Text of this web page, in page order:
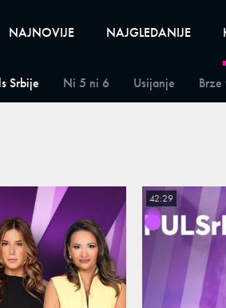
NAJNOVIJE NAJGLEDANIJE
Srbije Ni 5 ni 6 Usijanje Brze
42:29